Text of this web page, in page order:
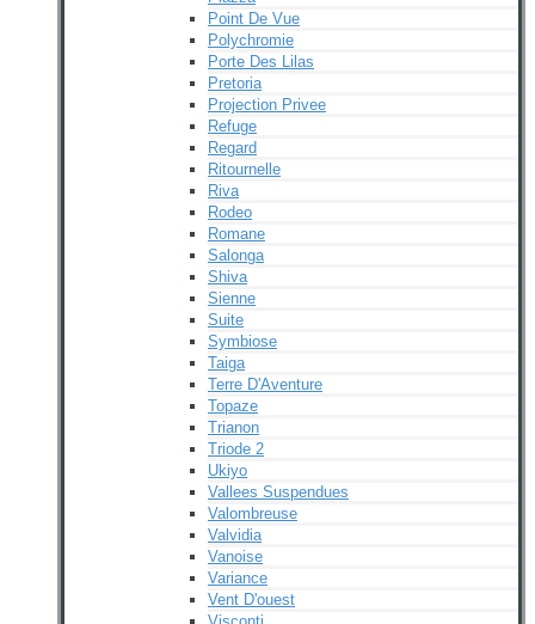
Point De Vue
Polychromie
Porte Des Lilas
Pretoria
Projection Privee
Refuge
Regard
Ritournelle
Riva
Rodeo
Romane
Salonga
Shiva
Sienne
Suite
Symbiose
Taiga
Terre D'Aventure
Topaze
Trianon
Triode 2
Ukiyo
Vallees Suspendues
Valombreuse
Valvidia
Vanoise
Variance
Vent D'ouest